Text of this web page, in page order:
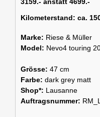
Kilometerstand: ca.
Marke: Riese & Müller
Model: Nevo4 touring
Grösse: 47 cm
Farbe: dark grey matt
Shop*: Lausanne
Auftragsnummer: